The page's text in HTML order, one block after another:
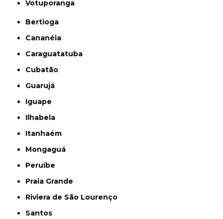
Votuporanga
Bertioga
Cananéia
Caraguatatuba
Cubatão
Guarujá
Iguape
Ilhabela
Itanhaém
Mongaguá
Peruíbe
Praia Grande
Riviera de São Lourenço
Santos